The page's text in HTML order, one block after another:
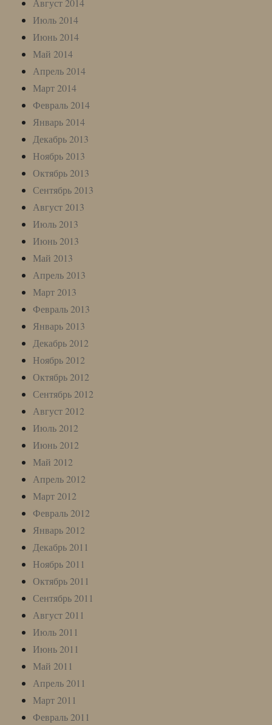
Август 2014
Июль 2014
Июнь 2014
Май 2014
Апрель 2014
Март 2014
Февраль 2014
Январь 2014
Декабрь 2013
Ноябрь 2013
Октябрь 2013
Сентябрь 2013
Август 2013
Июль 2013
Июнь 2013
Май 2013
Апрель 2013
Март 2013
Февраль 2013
Январь 2013
Декабрь 2012
Ноябрь 2012
Октябрь 2012
Сентябрь 2012
Август 2012
Июль 2012
Июнь 2012
Май 2012
Апрель 2012
Март 2012
Февраль 2012
Январь 2012
Декабрь 2011
Ноябрь 2011
Октябрь 2011
Сентябрь 2011
Август 2011
Июль 2011
Июнь 2011
Май 2011
Апрель 2011
Март 2011
Февраль 2011